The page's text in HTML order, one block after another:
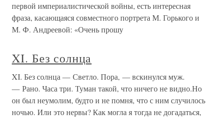
первой империалистической войны, есть интересная
фраза, касающаяся совместного портрета М. Горького и
М. Ф. Андреевой: «Очень прошу
XI. Без солнца
XI. Без солнца — Светло. Пора, — вскинулся муж.
— Рано. Часа три. Туман такой, что ничего не видно.Но
он был неумолим, будто и не помня, что с ним случилось
ночью. Или это нервы? Как могла я тогда не догадаться,